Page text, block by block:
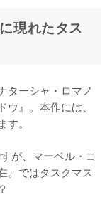
現れたタス
ターシャ・ロマノ
』。本作には、
。
が、マーベル・コ
。ではタスクマス